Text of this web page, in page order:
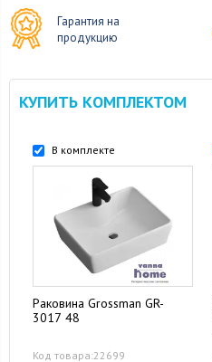
Гарантия на
продукцию
КУПИТЬ КОМПЛЕКТОМ
В комплекте
Раковина Grossman GR-
3017 48
Код товара:22699